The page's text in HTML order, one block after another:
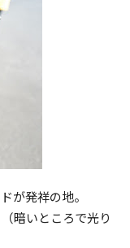
が発祥の地。
暗いところで光り